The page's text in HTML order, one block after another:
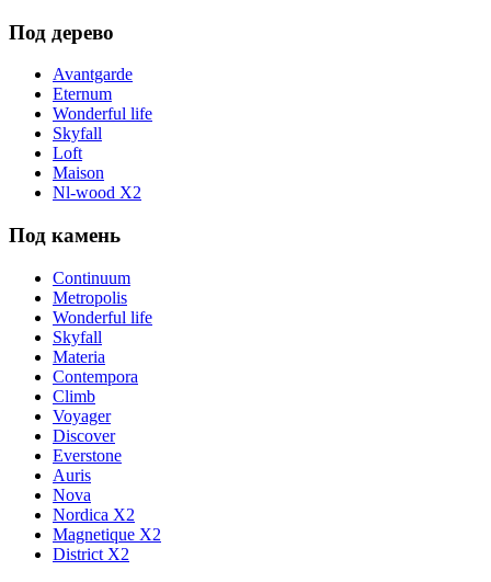
Под дерево
Avantgarde
Eternum
Wonderful life
Skyfall
Loft
Maison
Nl-wood X2
Под камень
Continuum
Metropolis
Wonderful life
Skyfall
Materia
Contempora
Climb
Voyager
Discover
Everstone
Auris
Nova
Nordica X2
Magnetique X2
District X2